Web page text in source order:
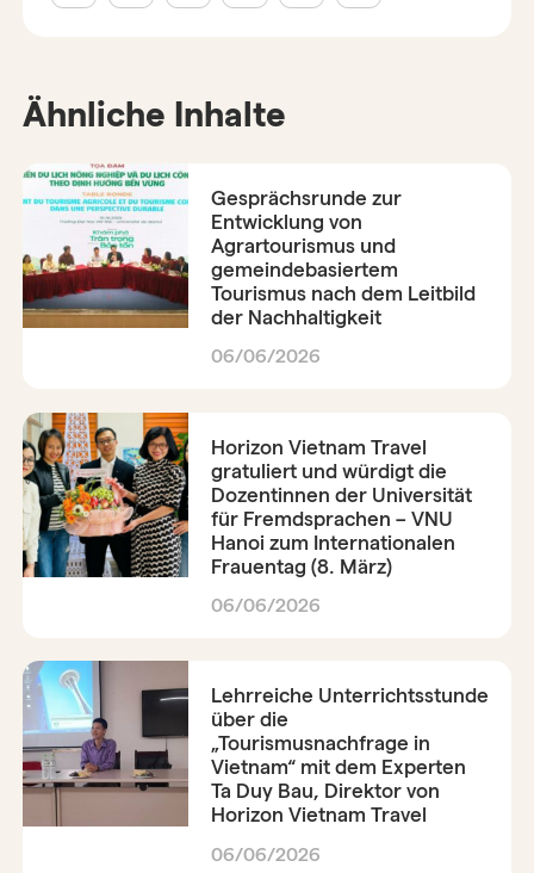
Ähnliche Inhalte
Gesprächsrunde zur
Entwicklung von
Agrartourismus und
gemeindebasiertem
Tourismus nach dem Leitbild
der Nachhaltigkeit
06/06/2026
Horizon Vietnam Travel
gratuliert und würdigt die
Dozentinnen der Universität
für Fremdsprachen – VNU
Hanoi zum Internationalen
Frauentag (8. März)
06/06/2026
Lehrreiche Unterrichtsstunde
über die
„Tourismusnachfrage in
Vietnam“ mit dem Experten
Ta Duy Bau, Direktor von
Horizon Vietnam Travel
06/06/2026